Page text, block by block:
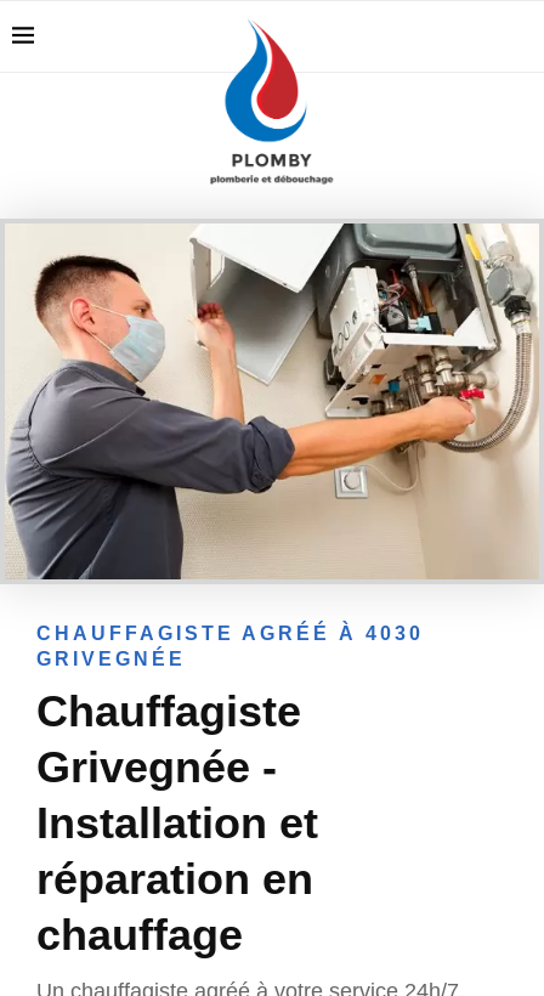
CHAUFFAGISTE AGRÉÉ À 4030
GRIVEGNÉE
Chauffagiste
Grivegnée -
Installation et
réparation en
chauffage